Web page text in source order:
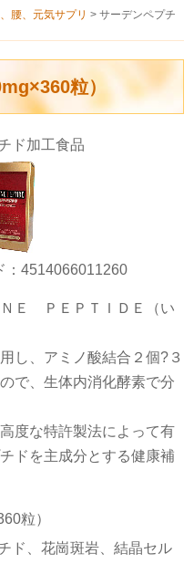
腰、元気サプリ >サーデンペプチ
粒）
ド加工食品
：4514066011260
Ｅ ＰＥＰＴＩＤＥ（い
し、アミノ酸結合２個?３
で、生体内消化酵素で分
度な特許製法によって有
ドを主成分とする健康補
粒）
ド、花崗斑岩、結晶セル